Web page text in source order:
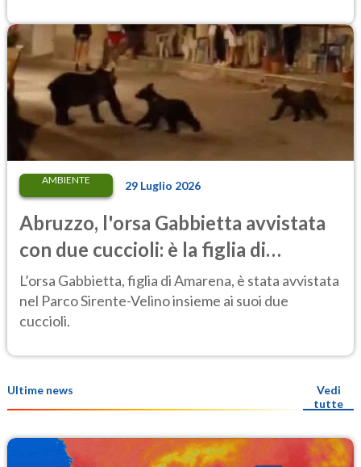
AMBIENTE 29 Luglio 2026
Abruzzo, l'orsa Gabbietta avvistata
con due cuccioli: è la figlia di
Amarena
L’orsa Gabbietta, figlia di Amarena, è stata avvistata
nel Parco Sirente-Velino insieme ai suoi due
cuccioli.
Ultime news
Vedi
tutte